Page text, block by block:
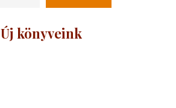
Új könyveink